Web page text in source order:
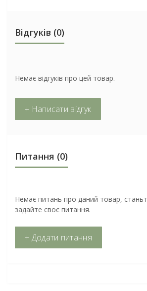
Відгуків (0)
Немає відгуків про цей товар.
+ Написати відгук
Питання (0)
Немає питань про даний товар,
задайте своє питання.
+ Додати питання